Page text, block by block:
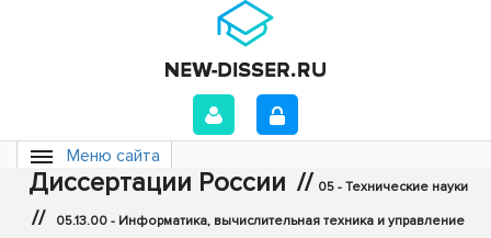
Меню сайта
Диссертации России // 05 - Технические науки
// 05.13.00 - Информатика, вычислительная техника и управление